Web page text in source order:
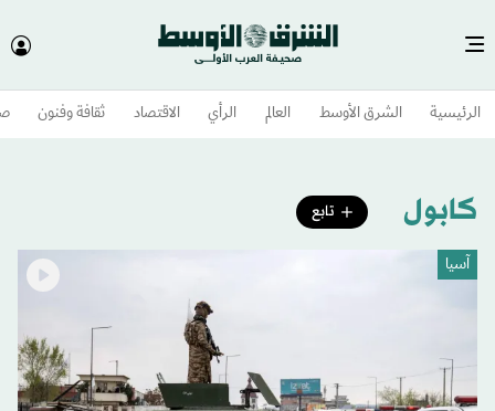
الرئيسية الشرق الأوسط​ العالم الرأي الاقتصاد ثقافة وفنون
كابول تابع
آسيا